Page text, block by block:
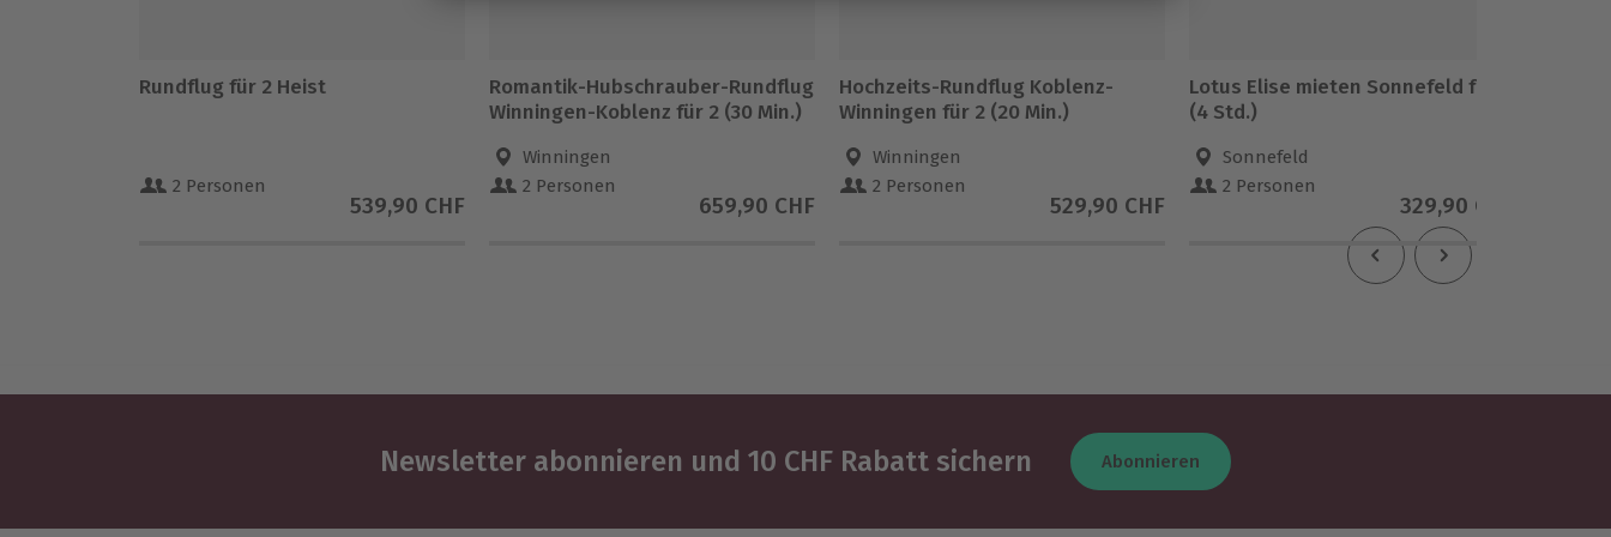
Rundflug für 2 Heist
2 Personen
539,90 CHF
Romantik-Hubschrauber-Rundflug
Winningen-Koblenz für 2 (30 Min.)
Winningen
2 Personen
659,90 CHF
Hochzeits-Rundflug Koblenz-
Winningen für 2 (20 Min.)
Winningen
2 Personen
529,90 CHF
Lotus Elise mieten Sonnefeld für 2
(4 Std.)
Sonnefeld
2 Personen
329,90 CHF
Newsletter abonnieren und 10 CHF Rabatt sichern Abonnieren